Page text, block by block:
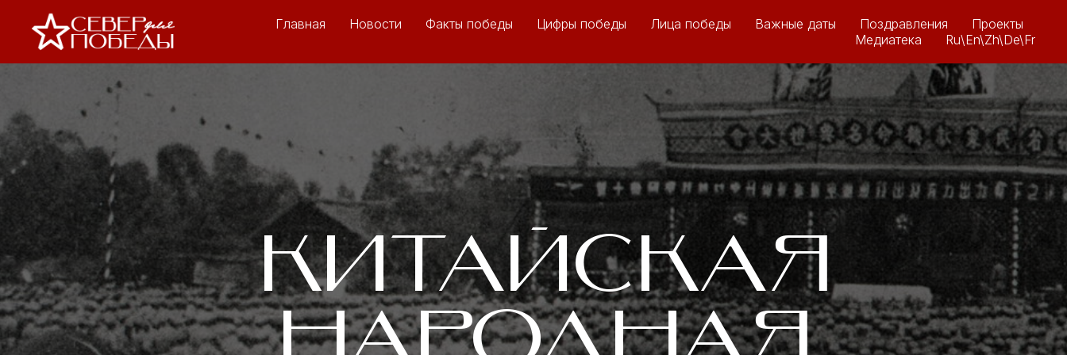
Главная Новости Факты победы Цифры победы Лица победы Важные даты Поздравления
Проекты
Медиатека
Ru\En\Zh\De\Fr
КИТАЙСКАЯ